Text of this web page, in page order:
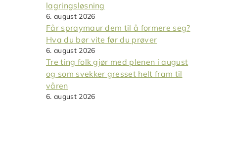
lagringsløsning
6. august 2026
Får spraymaur dem til å formere seg?
Hva du bør vite før du prøver
6. august 2026
Tre ting folk gjør med plenen i august
og som svekker gresset helt fram til
våren
6. august 2026